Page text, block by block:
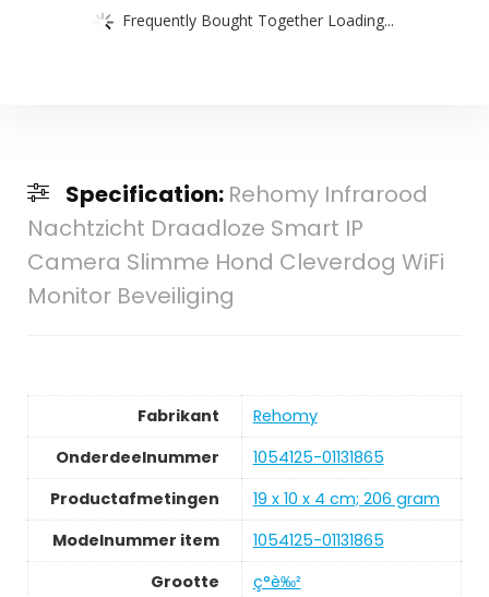
Frequently Bought Together Loading...
Specification: Rehomy Infrarood
Nachtzicht Draadloze Smart IP
Camera Slimme Hond Cleverdog WiFi
Monitor Beveiliging
Fabrikant
‎Rehomy
Onderdeelnummer
‎1054125-01131865
Productafmetingen
‎19 x 10 x 4 cm; 206 gram
Modelnummer item
‎1054125-01131865
Grootte
‎ç°è‰²